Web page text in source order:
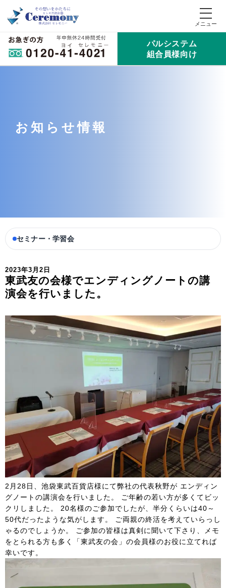
パルシステム
組合員様向け
お知らせ情報
セミナー・学習会
2023年3月2日
東武友の会様でエンディングノートの講
演会を行いました。
2月28日、池袋東武百貨店様にて弊社の代表秋野が エンディン
グノートの講演会を行いました。 ご年齢の若い方が多くてビッ
クリしました。 20名様のご参加でしたが、半分くらいは40～
50代だったような気がします。 ご両親の終活を考えていらっし
ゃるのでしょうか。 ご参加の皆様は真剣に聞いて下さり、メモ
をとられる方も多く「東武友の会」の会員様のお役に立てれば
幸いです。